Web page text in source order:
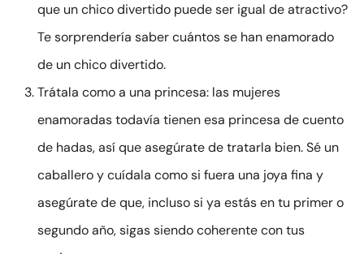
que un chico divertido puede ser igual de atractivo?
Te sorprendería saber cuántos se han enamorado
de un chico divertido.
Trátala como a una princesa: las mujeres
enamoradas todavía tienen esa princesa de cuento
de hadas, así que asegúrate de tratarla bien. Sé un
caballero y cuídala como si fuera una joya fina y
asegúrate de que, incluso si ya estás en tu primer o
segundo año, sigas siendo coherente con tus